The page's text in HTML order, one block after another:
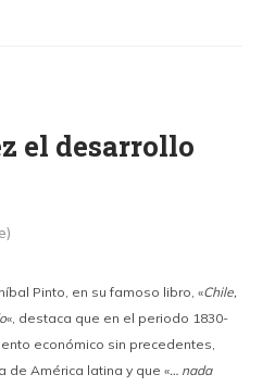
el desarrollo
Pinto, en su famoso libro, «Chile,
«, destaca que en el periodo 1830-
económico sin precedentes,
de América latina y que «… nada